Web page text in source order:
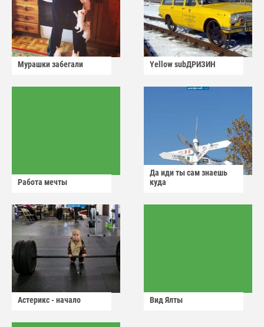
Мурашки забегали Yellow subДРИЗИН
Работа мечты
Да иди ты сам знаешь
куда
Астерикс - начало Вид Ялты